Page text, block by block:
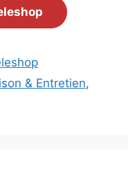
& Entretien,